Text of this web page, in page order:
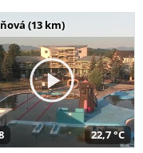
(13 km)
22,7 °C